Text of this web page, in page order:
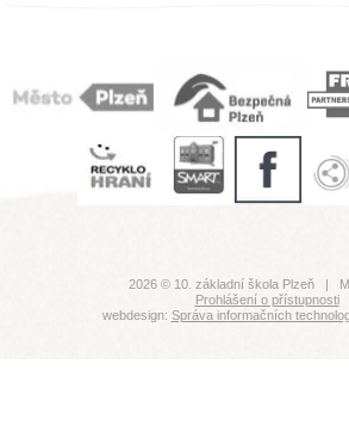
2026 © 10. základní škola Plzeň |
Prohlášení o přístupnosti
webdesign: Správa informačních